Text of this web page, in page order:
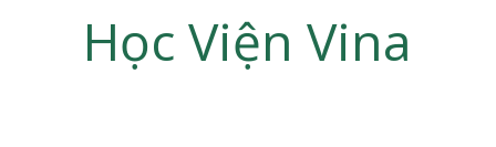
Học Viện Vina